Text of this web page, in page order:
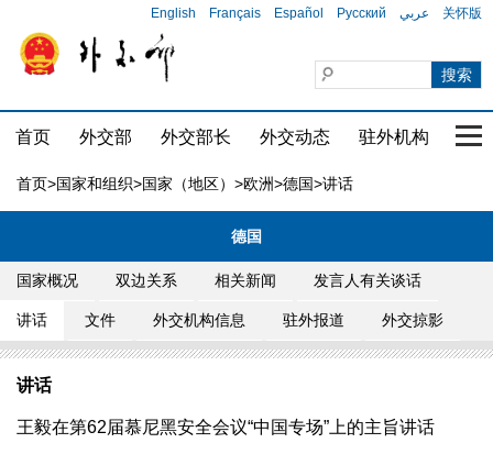
English Français Español Русский عربي 关怀版
首页 外交部 外交部长 外交动态 驻外机构 国
首页>国家和组织>国家（地区） >欧洲>德国>讲话
德国
国家概况 双边关系 相关新闻 发言人有关谈话
讲话 文件 外交机构信息 驻外报道 外交掠影
讲话
王毅在第62届慕尼黑安全会议“中国专场”上的主旨讲话